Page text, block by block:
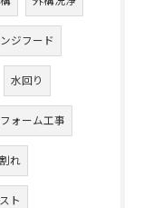
ンジフード
水回り
フォーム工事
れ
ト